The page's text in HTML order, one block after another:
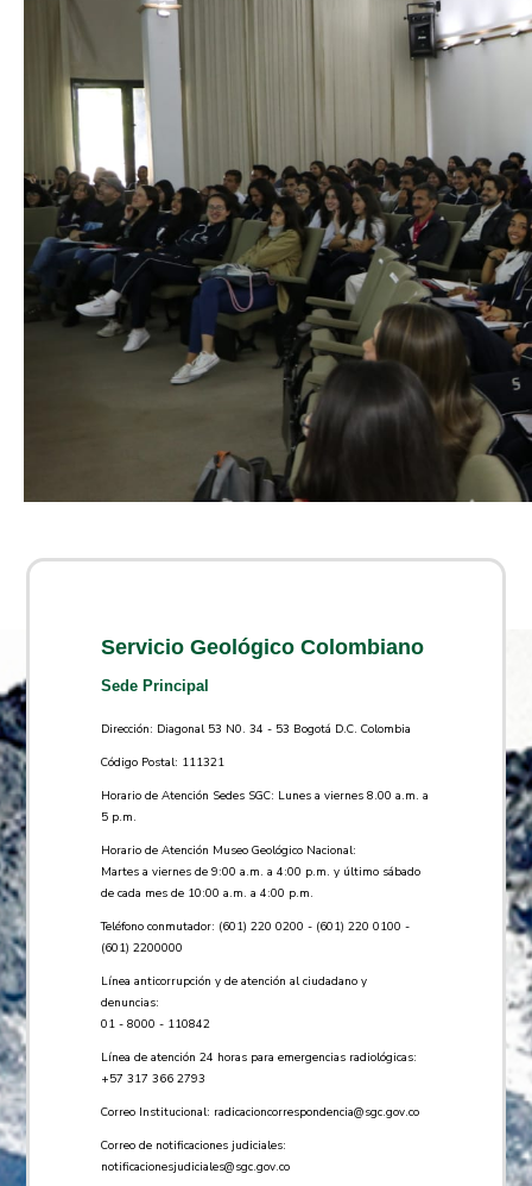
Servicio Geológico Colombiano
Sede Principal
Dirección: Diagonal 53 N0. 34 - 53 Bogotá D.C. Colombia
Código Postal: 111321
Horario de Atención Sedes SGC: Lunes a viernes 8.00 a.m. a
5 p.m.
Horario de Atención Museo Geológico Nacional:
Martes a viernes de 9:00 a.m. a 4:00 p.m. y último sábado
de cada mes de 10:00 a.m. a 4:00 p.m.
Teléfono conmutador: (601) 220 0200 - (601) 220 0100 -
(601) 2200000
Línea anticorrupción y de atención al ciudadano y
denuncias:
01 - 8000 - 110842
Línea de atención 24 horas para emergencias radiológicas:
+57 ​317 366 2793
Correo Institucional: radicacioncorrespondencia@sgc.gov.co
Correo de notificaciones judiciales:
notificacionesjudiciales@sgc.gov.co